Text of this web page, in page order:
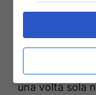
scelto delle
D. Side e che
gioielli
mila euro. Ma
una volta sola